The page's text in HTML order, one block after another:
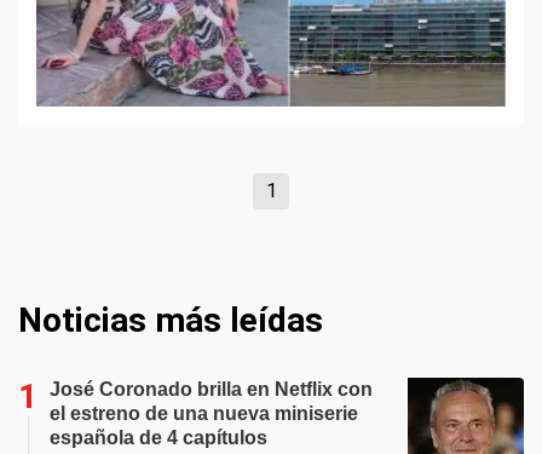
1
Noticias más leídas
José Coronado brilla en Netflix con
el estreno de una nueva miniserie
española de 4 capítulos